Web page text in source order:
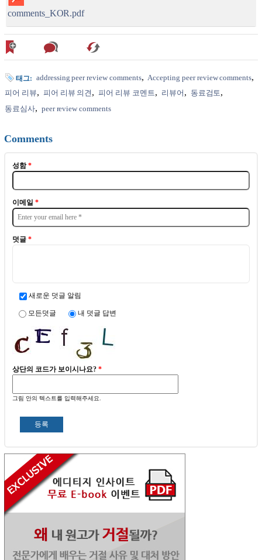
comments_KOR.pdf
태그: addressing peer review comments
Accepting peer review comments
피어 리뷰
피어 리뷰 의견 피어 리뷰 코멘트 리뷰어
동료검토
동료심사
peer review comments
Comments
성함*
이메일 *
덧글 *
새로운 덧글 알림
모든덧글 내 덧글 답변
상단의 코드가 보이시나요? *
그림 안의 텍스트를 입력해주세요.